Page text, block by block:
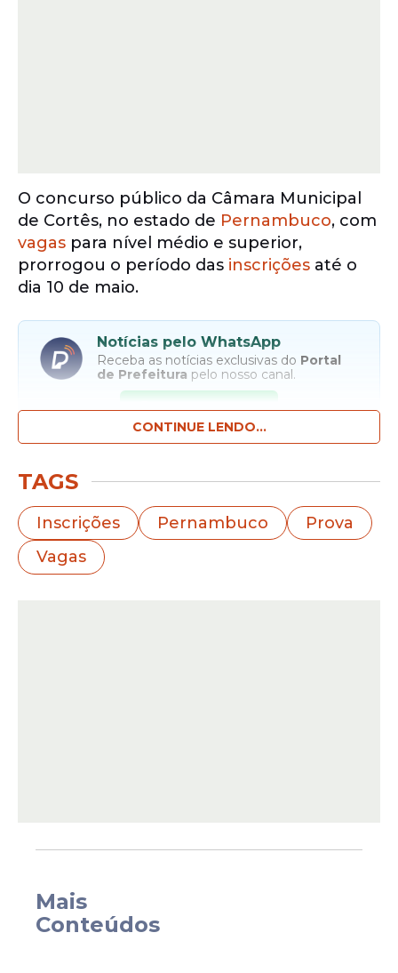
O concurso público da Câmara Municipal
de Cortês, no estado de Pernambuco, com
vagas para nível médio e superior,
prorrogou o período das inscrições até o
dia 10 de maio.
Notícias pelo WhatsApp
Receba as notícias exclusivas do Portal
de Prefeitura pelo nosso canal.
Entrar no canal
Vagas
da Câmara Municipal de Cortês
Os profissionais contratados pela Câmara
CONTINUE LENDO...
TAGS
Inscrições Pernambuco
Prova
Vagas
Mais
Conteúdos